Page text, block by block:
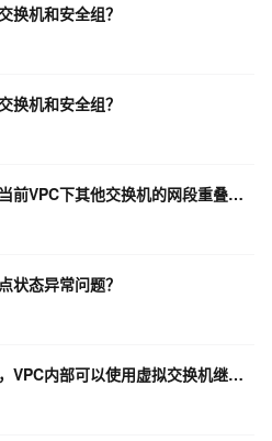
换机和安全组？
换机和安全组？
创建交换机时，提示该网段与当前VPC下其他交换机的网段重叠，怎么解决？
状态异常问题？
一个VPC确定了一个私有网段，VPC内部可以使用虚拟交换机继续划分子网段，我的理解是对的吗？